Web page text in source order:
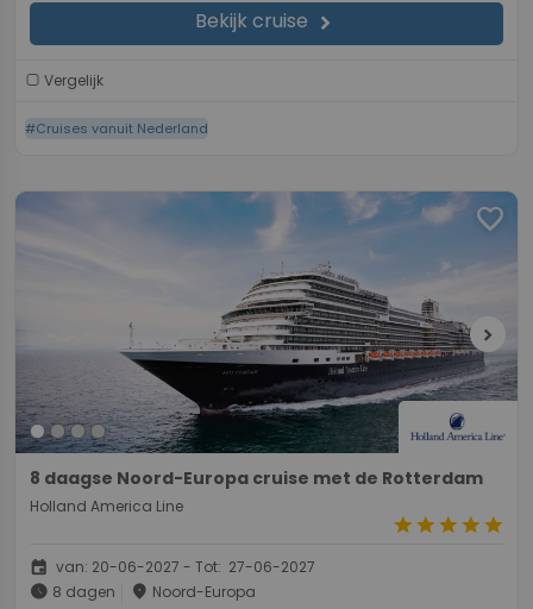
Bekijk cruise chevron_right
Vergelijk
#Cruises vanuit Nederland
favorite
chevron_right
8 daagse Noord-Europa cruise met de Rotterdam
Holland America Line
starstarstarstarstar
event van: 20-06-2027 - Tot: 27-06-2027
schedule 8 dagen place Noord-Europa